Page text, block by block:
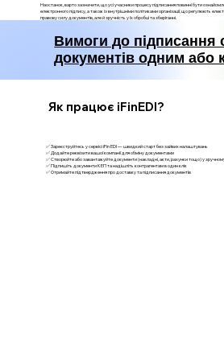
Наостанок, варто зазначити, що усі учасники процесу підписання повинні бути
електронного підпису, а також із внутрішніми політиками організації, що регулюють
правову силу документів, але й зручність у їх обробці та зберіганні.
Вимоги до підписання
документів одним або
✅ Зареєструйтесь у сервісі iFin EDI — швидкий старт без зайвих налаштувань
✅ Додайте реквізити вашої компанії для обміну документами
✅ Створюйте або завантажуйте документи (накладні, акти, рахунки тощо) у
✅ Підпишіть документи КЕП та надішліть контрагентам в один клік
✅ Отримайте підтвердження про доставку та підписання документів
Як працює iFinEDI?